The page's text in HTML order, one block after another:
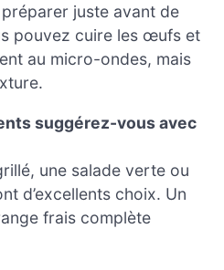
juste avant de
pouvez cuire les œufs et
au micro-ondes, mais
suggérez-vous avec
une salade verte ou
d’excellents choix. Un
frais complète